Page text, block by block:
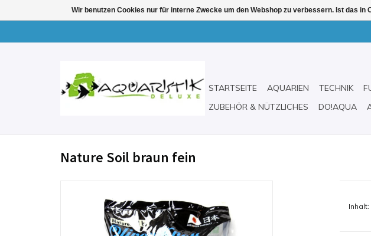
STARTSEITE AQUARIEN TECHNIK
ZUBEHÖR & NÜTZLICHES
DO!AQUA
Nature Soil braun fein
Inhalt:
Wir benutzen Cookies nur für interne Zwecke um den Webshop zu verbessern. Ist das in